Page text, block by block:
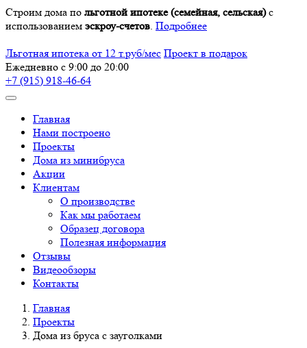
Строим дома по льготной ипотеке (семейная, сельская)с
использованием эскроу-счетов. Подробнее
Льготная ипотека от 12 т.руб/мес Проект в подарок
Ежедневно с 9:00 до 20:00
+7 (915) 918-46-64
Главная
Нами построено
Проекты
Дома из минибруса
Акции
Клиентам
О производстве
Как мы работаем
Образец договора
Полезная информация
Отзывы
Видеообзоры
Контакты
Главная
Проекты
Дома из бруса с зауголками